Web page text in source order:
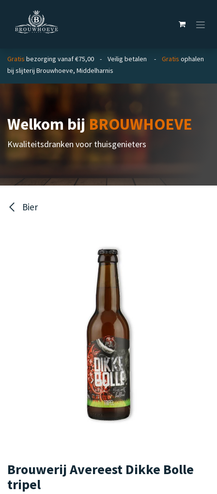
Gratis bezorging vanaf €75,00 - Veilig betalen - Gratis ophalen
bij slijterij Brouwhoeve, Middelharnis
Welkom bijBROUWHOEVE
Kwaliteitsdranken voor thuisgenieters
Bier
Brouwerij Avereest Dikke Bolle
tripel